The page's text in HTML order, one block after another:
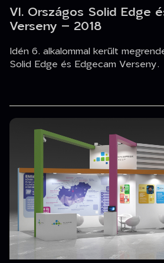
VI. Országos Solid Edge
Verseny – 2018
Idén 6. alkalommal került
Solid Edge és Edgecam Verseny.